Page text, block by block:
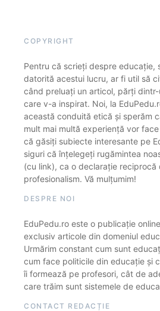
COPYRIGHT
Pentru că scrieți despre educație,
datorită acestui lucru, ar fi util să
când preluați un articol, părți
care v-a inspirat. Noi, la
această conduită etică și sperăm
mult mai multă experiență vor
că găsiți subiecte interesante pe
siguri că înțelegeți rugămintea
(cu link), ca o declarație reciprocă
profesionalism. Vă mulțumim!
DESPRE NOI
EduPedu.ro este o publicație
exclusiv articole din domeniul
Urmărim constant cum sunt
cum face politicile din educație și
îi formează pe profesori, cât de
care trăim sunt sistemele de
CONTACT REDACȚIE